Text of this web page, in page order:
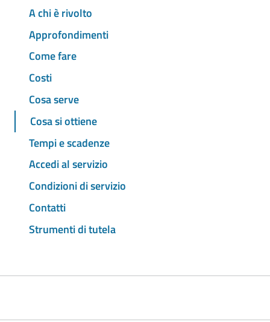
A chi è rivolto
Approfondimenti
Come fare
Costi
Cosa serve
Cosa si ottiene
Tempi e scadenze
Accedi al servizio
Condizioni di servizio
Contatti
Strumenti di tutela